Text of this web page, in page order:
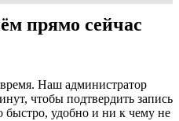
прямо сейчас
Наш администратор
чтобы подтвердить запись
быстро, удобно и ни к чему не